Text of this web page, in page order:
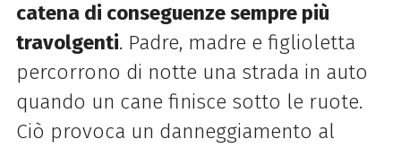
catena di conseguenze sempre più
travolgenti. Padre, madre e figlioletta
percorrono di notte una strada in auto
quando un cane finisce sotto le ruote.
Ciò provoca un danneggiamento al